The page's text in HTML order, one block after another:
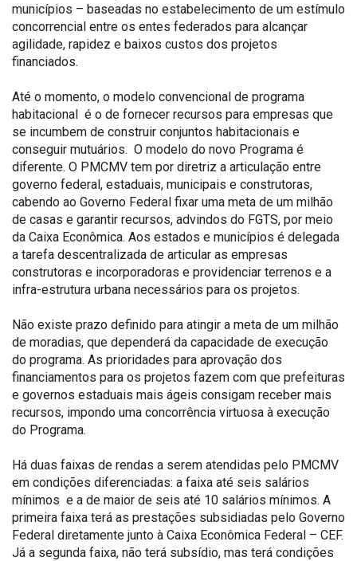
municípios – baseadas no estabelecimento de um estímulo
concorrencial entre os entes federados para alcançar
agilidade, rapidez e baixos custos dos projetos
financiados.
Até o momento, o modelo convencional de programa
habitacional é o de fornecer recursos para empresas que
se incumbem de construir conjuntos habitacionais e
conseguir mutuários. O modelo do novo Programa é
diferente. O PMCMV tem por diretriz a articulação entre
governo federal, estaduais, municipais e construtoras,
cabendo ao Governo Federal fixar uma meta de um milhão
de casas e garantir recursos, advindos do FGTS, por meio
da Caixa Econômica. Aos estados e municípios é delegada
a tarefa descentralizada de articular as empresas
construtoras e incorporadoras e providenciar terrenos e a
infra-estrutura urbana necessários para os projetos.
Não existe prazo definido para atingir a meta de um milhão
de moradias, que dependerá da capacidade de execução
do programa. As prioridades para aprovação dos
financiamentos para os projetos fazem com que prefeituras
e governos estaduais mais ágeis consigam receber mais
recursos, impondo uma concorrência virtuosa à execução
do Programa.
Há duas faixas de rendas a serem atendidas pelo PMCMV
em condições diferenciadas: a faixa até seis salários
mínimos e a de maior de seis até 10 salários mínimos. A
primeira faixa terá as prestações subsidiadas pelo Governo
Federal diretamente junto à Caixa Econômica Federal – CEF.
Já a segunda faixa, não terá subsídio, mas terá condições